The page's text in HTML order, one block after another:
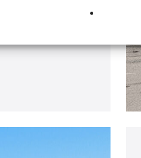
le coût des